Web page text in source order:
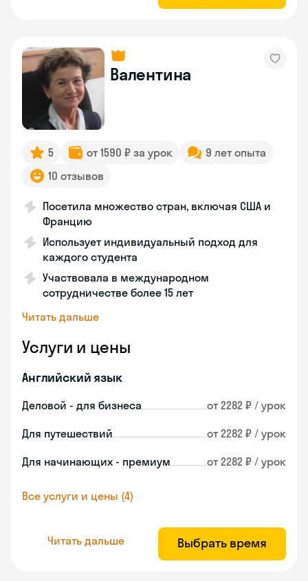
Валентина
5 от 1590 ₽ за урок
9 лет опыта
10 отзывов
Посетила множество стран, включая США и
Францию
Использует индивидуальный подход для
каждого студента
Участвовала в международном
сотрудничестве более 15 лет
Читать дальше
Услуги и цены
Английский язык
Деловой - для бизнеса от 2282 ₽ / урок
Для путешествий от 2282 ₽ / урок
Для начинающих - премиум от 2282 ₽ / урок
Все услуги и цены (4)
Читать дальше Выбрать время